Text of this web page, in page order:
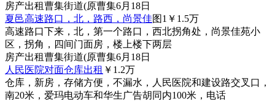
房产出租曹集街道(原曹集6月18日
夏邑高速路口，北，路西，尚景佳图1 ￥1.5万
高速路口下来，北，第一个路口，西北拐角处，尚景佳苑小
区，拐角，四间门面房，楼上楼下两层
房产出租曹集街道(原曹集6月18日
人民医院对面仓库出租 ￥1.2万
仓库，新房，存储方便，不漏水，人民医院和建设路交叉口，
南20米，爱玛电动车和华生广告胡同内100米，电话